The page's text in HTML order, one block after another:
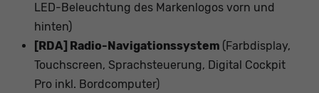
LED-Beleuchtung des Markenlogos vorn und
hinten)
[RDA] Radio-Navigationssystem (Farbdisplay,
Touchscreen, Sprachsteuerung, Digital Cockpit
Pro inkl. Bordcomputer)